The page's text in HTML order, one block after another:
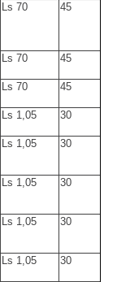
Ls 70 45
Ls 70 45
Ls 70 45
Ls 1,05 30
Ls 1,05 30
Ls 1,05 30
Ls 1,05 30
Ls 1,05 30